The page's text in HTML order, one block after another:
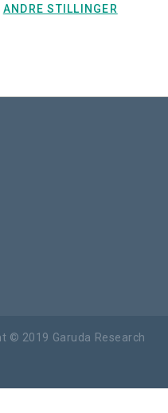
ANDRE STILLINGER
© 2019 Garuda Research